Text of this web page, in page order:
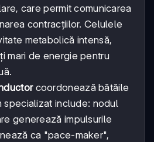
care permit comunicarea
contracțiilor. Celulele
metabolică intensă,
mari de energie pentru
coordonează bătăile
specializat include: nodul
generează impulsurile
ca "pace-maker",